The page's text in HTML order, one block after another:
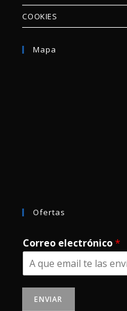
COOKIES
Mapa
Ofertas
Correo electrónico*
ENVIAR